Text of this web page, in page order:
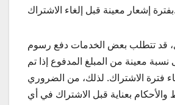
بفترة إشعار معينة قبل إلغاء الاشتراك.
قد تتطلب بعض الخدمات دفع رسوم
نسبة معينة من المبلغ المدفوع إذا تم
فترة الاشتراك. لذلك، من الضروري
بعناية قبل الاشتراك في أي